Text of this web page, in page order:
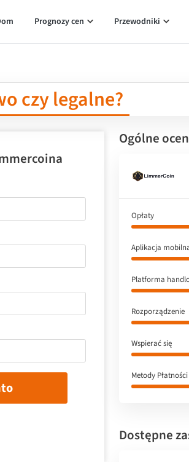
Prognozy cen Przewodniki
czy legalne?
Ogólne
Opłaty
Aplikacja
Platforma
Rozporządzenie
Wspierać się
Metody Płatności
Dostępne